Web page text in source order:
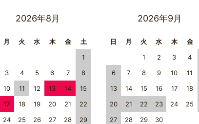
2026年8月
月 火 水 木 金
土
1
3 4 5 6 7
8
10 11 12 13 14
15
17 18 19 20 21
22
24 25 26 27 28
29
2026年9月
日 月 火 水 木 金
1
2 3 4
6
7 8 9 10 11
13
14 15 16 17 18
20
21 22 23 24 25
27
28 29 30